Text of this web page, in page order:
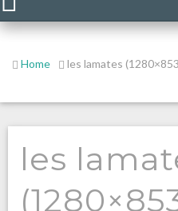
Home les lamates
les